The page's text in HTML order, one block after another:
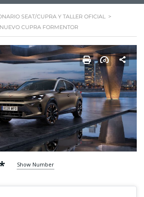
SEAT/CUPRA Y TALLER OFICIAL >
NUEVO CUPRA FORMENTOR
Show Number